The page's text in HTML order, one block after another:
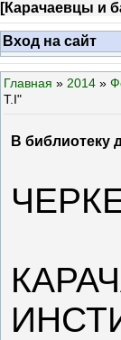
[Карачаевцы и
Вход на сайт
Главная » 2014 »
Т.I"
В